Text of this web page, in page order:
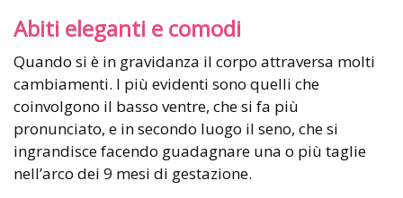
Abiti eleganti e comodi
Quando si è in gravidanza il corpo attraversa molti
cambiamenti. I più evidenti sono quelli che
coinvolgono il basso ventre, che si fa più
pronunciato, e in secondo luogo il seno, che si
ingrandisce facendo guadagnare una o più taglie
nell’arco dei 9 mesi di gestazione.